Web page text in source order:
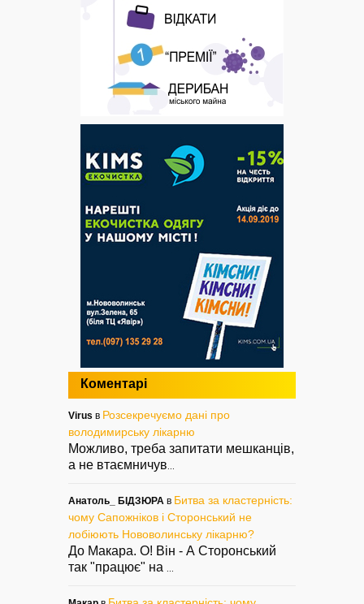
Коментарі
Virus в Розсекречуємо дані про
володимирську лікарню
Можливо, треба запитати мешканців,
а не втаємничув...
Анатоль_ БІДЗЮРА в Битва за кластерність:
чому Сапожніков і Сторонський не
лобіюють Нововолинську лікарню?
До Макара. О! Він - А Сторонський
так "працює" на ...